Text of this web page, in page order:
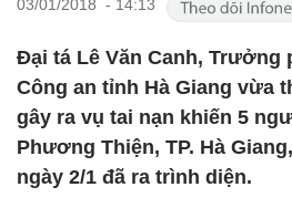
03/01/2018 - 14:13
Đại tá Lê Văn Canh, Trưởng
Công an tỉnh Hà Giang vừa
gây ra vụ tai nạn khiến 5
Phương Thiện, TP. Hà
ngày 2/1 đã ra trình diện.